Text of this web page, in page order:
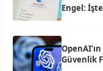
Engel:
Güvenlik